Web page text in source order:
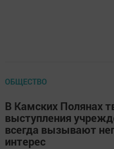
ОБЩЕСТВО
В Камских Полянах
выступления
всегда вызывают
интерес